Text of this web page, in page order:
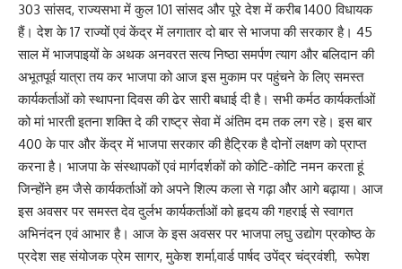
303 सांसद, राज्यसभा में कुल 101 सांसद और पूरे देश में करीब 1400 विधायक
हैं। देश के 17 राज्यों एवं केंद्र में लगातार दो बार से भाजपा की सरकार है। 45
साल में भाजपाइयों के अथक अनवरत सत्य निष्ठा समर्पण त्याग और बलिदान की
अभूतपूर्व यात्रा तय कर भाजपा को आज इस मुकाम पर पहुंचने के लिए समस्त
कार्यकर्ताओं को स्थापना दिवस की ढेर सारी बधाई दी है। सभी कर्मठ कार्यकर्ताओं
को मां भारती इतना शक्ति दे की राष्ट्र सेवा में अंतिम दम तक लग रहे। इस बार
400 के पार और केंद्र में भाजपा सरकार की हैट्रिक है दोनों लक्षण को प्राप्त
करना है। भाजपा के संस्थापकों एवं मार्गदर्शकों को कोटि-कोटि नमन करता हूं
जिन्होंने हम जैसे कार्यकर्ताओं को अपने शिल्प कला से गढ़ा और आगे बढ़ाया। आज
इस अवसर पर समस्त देव दुर्लभ कार्यकर्ताओं को हृदय की गहराई से स्वागत
अभिनंदन एवं आभार है। आज के इस अवसर पर भाजपा लघु उद्योग प्रकोष्ठ के
प्रदेश सह संयोजक प्रेम सागर, मुकेश शर्मा,वार्ड पार्षद उपेंद्र चंद्रवंशी, रूपेश